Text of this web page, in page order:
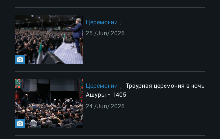
Церемонии
25 /Jun/ 2026
Церемонии
Траурная церемония в ночь
Ашуры – 1405
24 /Jun/ 2026